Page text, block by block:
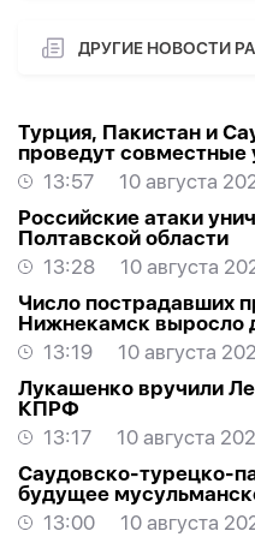
ДРУГИЕ НОВОСТИ
Турция, Пакистан и
проведут совместные
13:57
10 августа
Российские атаки
Полтавской области
13:28
10 августа
Число пострадавших
Нижнекамск выросло
13:19
10 августа
Лукашенко вручили
КПРФ
13:17
10 августа
Саудовско-турецко-
будущее
13:00
10 августа